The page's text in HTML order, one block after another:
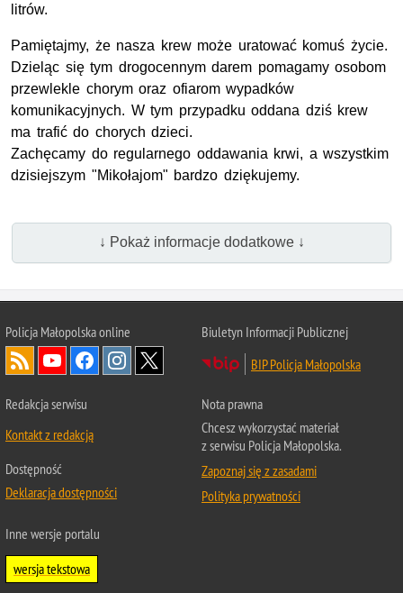
litrów.
Pamiętajmy, że nasza krew może uratować komuś życie.
Dzieląc się tym drogocennym darem pomagamy osobom
przewlekle chorym oraz ofiarom wypadków
komunikacyjnych. W tym przypadku oddana dziś krew
ma trafić do chorych dzieci.
Zachęcamy do regularnego oddawania krwi, a wszystkim
dzisiejszym "Mikołajom" bardzo dziękujemy.
↓ Pokaż informacje dodatkowe ↓
Policja Małopolska online
Biuletyn Informacji Publicznej
BIP Policja Małopolska
Redakcja serwisu
Kontakt z redakcją
Dostępność
Deklaracja dostępności
Nota prawna
Chcesz wykorzystać materiał
z serwisu Policja Małopolska.
Zapoznaj się z zasadami
Polityka prywatności
Inne wersje portalu
wersja tekstowa